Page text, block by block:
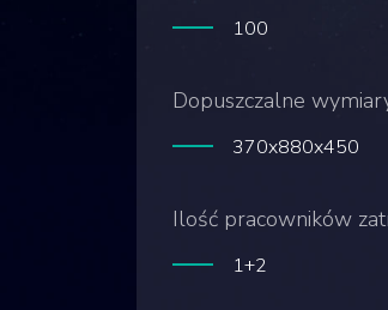
100
Dopuszczalne
370x880x450
Ilość pracowników
1+2